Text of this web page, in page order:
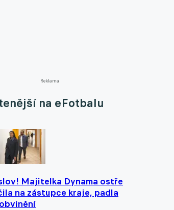
Reklama
na eFotbalu
Majitelka Dynama ostře
na zástupce kraje, padla